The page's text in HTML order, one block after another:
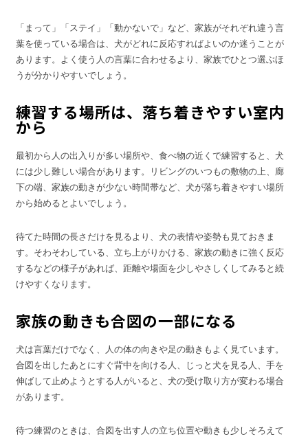
「まって」「ステイ」「動かないで」など、家族がそれぞれ違う言
葉を使っている場合は、犬がどれに反応すればよいのか迷うことが
あります。よく使う人の言葉に合わせるより、家族でひとつ選ぶほ
うが分かりやすいでしょう。
練習する場所は、落ち着きやすい室内
から
最初から人の出入りが多い場所や、食べ物の近くで練習すると、犬
には少し難しい場合があります。リビングのいつもの敷物の上、廊
下の端、家族の動きが少ない時間帯など、犬が落ち着きやすい場所
から始めるとよいでしょう。
待てた時間の長さだけを見るより、犬の表情や姿勢も見ておきま
す。そわそわしている、立ち上がりかける、家族の動きに強く反応
するなどの様子があれば、距離や場面を少しやさしくしてみると続
けやすくなります。
家族の動きも合図の一部になる
犬は言葉だけでなく、人の体の向きや足の動きもよく見ています。
合図を出したあとにすぐ背中を向ける人、じっと犬を見る人、手を
伸ばして止めようとする人がいると、犬の受け取り方が変わる場合
があります。
待つ練習のときは、合図を出す人の立ち位置や動きも少しそろえて